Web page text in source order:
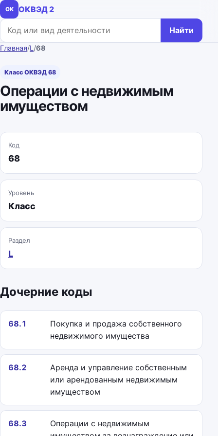
ОК
ОКВЭД 2
Поиск по коду или названию
Найти
Главная/L /68
Класс ОКВЭД 68
Операции с недвижимым
имуществом
Код
68
Уровень
Класс
Раздел
L
Дочерние коды
68.1
Покупка и продажа собственного
недвижимого имущества
68.2
Аренда и управление собственным
или арендованным недвижимым
имуществом
68.3
Операции с недвижимым